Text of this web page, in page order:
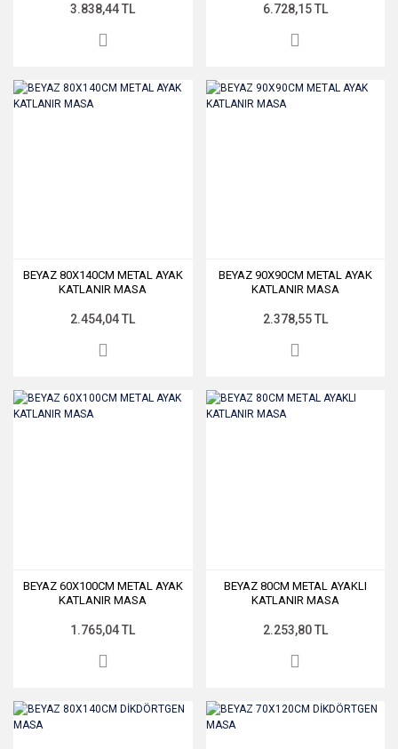
3.838,44 TL 6.728,15 TL
BEYAZ 80X140CM METAL AYAK
KATLANIR MASA
2.454,04 TL
BEYAZ 90X90CM METAL AYAK
KATLANIR MASA
2.378,55 TL
BEYAZ 60X100CM METAL AYAK
KATLANIR MASA
1.765,04 TL
BEYAZ 80CM METAL AYAKLI
KATLANIR MASA
2.253,80 TL